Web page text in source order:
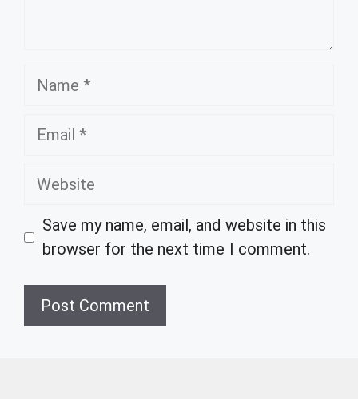
Name
Email
Website
Save my name, email, and website in this
browser for the next time I comment.